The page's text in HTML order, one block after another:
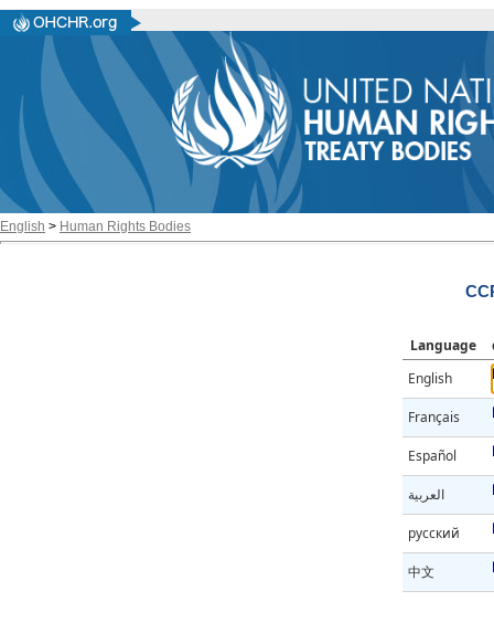
English > Human Rights Bodies
Language
English
Français
Español
العربية
русский
中文